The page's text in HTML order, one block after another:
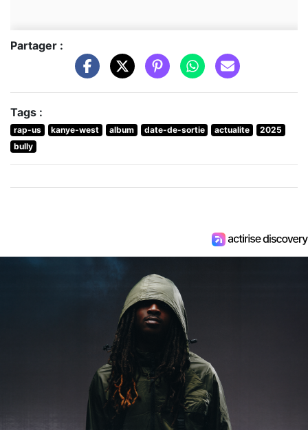
Partager :
Tags :
rap-us kanye-west album date-de-sortie actualite
2025
bully